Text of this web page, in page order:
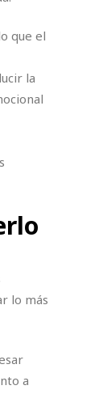
que el
la
lo más
a